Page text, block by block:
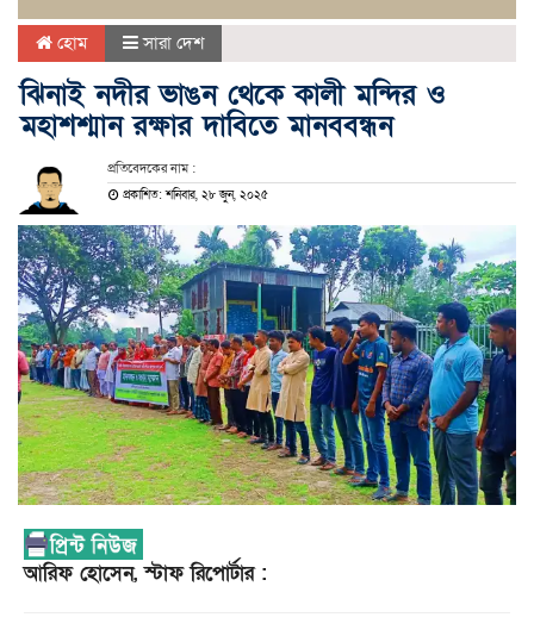
হোম সারা দেশ
ঝিনাই নদীর ভাঙন থেকে কালী মন্দির ও
মহাশশ্মান রক্ষার দাবিতে মানববন্ধন
প্রতিবেদকের নাম :
প্রকাশিত: শনিবার, ২৮ জুন, ২০২৫
আরিফ হোসেন, স্টাফ রিপোর্টার :